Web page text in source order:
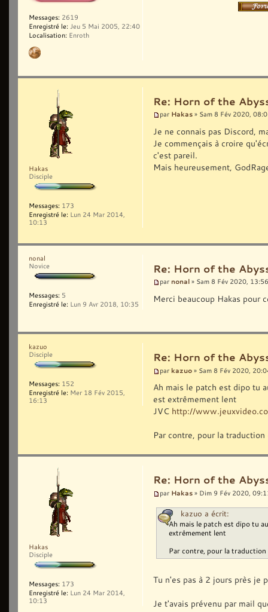
Messages: 2619
Enregistré le: Jeu 5 Mai 2005, 22:40
Localisation: Enroth
Re: Horn of the
par Hakas » Sam 8 Fév 2020,
Je ne connais pas Discord,
Je commençais à croire
c'est pareil.
Mais heureusement,
Hakas
Disciple
Messages: 173
Enregistré le: Lun 24 Mar 2014,
10:13
Re: Horn of the
par nonal » Sam 8 Fév 2020, 13:56
Merci beaucoup Hakas pour
nonal
Novice
Messages: 5
Enregistré le: Lun 9 Avr 2018, 10:35
Re: Horn of the
par kazuo » Sam 8 Fév 2020,
Ah mais le patch est dipo tu
est extrêmement lent
JVC http://
Par contre, pour la
kazuo
Disciple
Messages: 152
Enregistré le: Mer 18 Fév 2015,
16:13
Re: Horn of the
par Hakas » Dim 9 Fév 2020,
kazuo a écrit:
Ah mais le patch est dipo tu
extrêmement lent
Par contre, pour la traduction
Tu n'es pas à 2 jours près je
Je t'avais prévenu par mail
Hakas
Disciple
Messages: 173
Enregistré le: Lun 24 Mar 2014,
10:13